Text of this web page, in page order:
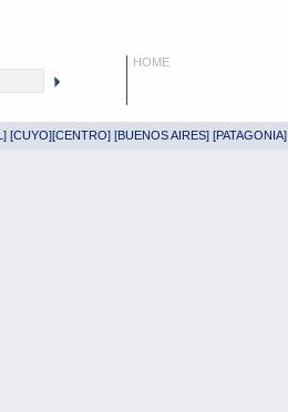
HOME
] [CUYO][CENTRO] [BUENOS AIRES] [PATAGONIA]